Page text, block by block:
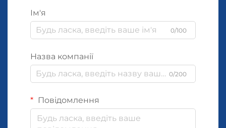
Ім'я
0/100
Назва компанії
0/200
Повідомлення